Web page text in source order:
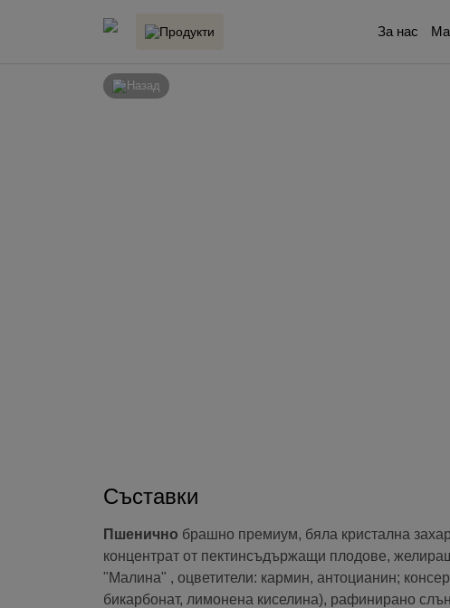
Продукти За нас
Назад
Съставки
Пшенично брашно премиум, бяла кристална
концентрат от пектинсъдържащи плодове,
"Малина" , оцветители: кармин, антоцианин;
бикарбонат, лимонена киселина), рафинирано